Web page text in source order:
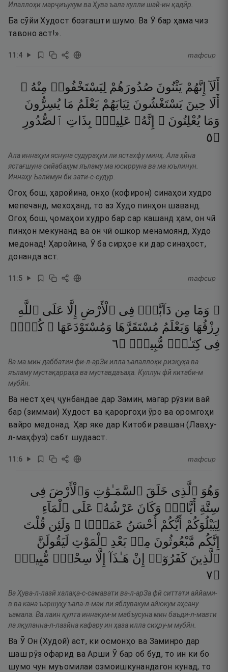
Илаллоҳи марҷиъукум ва Ҳува ъала кулли шай-ин қадӣр.
Ба сӯйи Худост бозгашти шумо. Ва Ӯ бар ҳама чиз
тавоно аст!».
11:4 тафсир
أَلَآ إِنَّهُمْ يَثْنُونَ صُدُورَهُمْ لِيَسْتَخْفُوا۟ مِنْهُ ۚ
أَلَا حِينَ يَسْتَغْشُونَ ثِيَابَهُمْ يَعْلَمُ مَا يُسِرُّونَ
وَمَا يُعْلِنُونَ ۚ إِنَّهُۥ عَلِيمٌۢ بِذَاتِ ٱلصُّدُورِ
۝٥
Ала иннаҳум яснуна судураҳум ли ястахфу минҳ. Ала ҳӣна
ястағшуна сийабаҳум яъламу ма юсирруна ва ма юълинун.
Иннаҳу Ъалӣмун би зати-с-судур.
Огоҳ бош, ҳаройина, онҳо (кофирон) синаҳои худро
мепечанд, мехоҳанд, то аз Худо пинҳон шаванд.
Огоҳ бош, ҷомаҳои худро бар сар кашанд ҳам, он чӣ
пинҳон мекунанд ва он чӣ ошкор менамоянд, Худо
медонад! Ҳаройина, Ӯ ба сирҳое ки дар синаҳост,
донанда аст.
11:5 тафсир
۞ وَمَا مِن دَآبَّةٍۢ فِى ٱلْأَرْضِ إِلَّا عَلَى ٱللَّهِ
رِزْقُهَا وَيَعْلَمُ مُسْتَقَرَّهَا وَمُسْتَوْدَعَهَا ۚ كُلٌّۭ
فِى كِتَـٰبٍۢ مُّبِينٍۢ ۝٦
Ва ма мин даббатин фи-л-арЗи илла ъалаллоҳи ризқуҳа ва
яъламу мустақарраҳа ва муставдаъаҳа. Куллун фӣ китаби-м
мубӣн.
Ва нест ҳеҷ ҷунбандае дар Замин, магар рӯзии вай
бар (зиммаи) Худост ва қароргоҳи ӯро ва оромгоҳи
вайро медонад. Ҳар яке дар Китоби равшан (Лавҳу-
л-маҳфуз) сабт шудааст.
11:6 тафсир
وَهُوَ ٱلَّذِى خَلَقَ ٱلسَّمَـٰوَٰتِ وَٱلْأَرْضَ فِى
سِتَّةِ أَيَّامٍۢ وَكَانَ عَرْشُهُۥ عَلَى ٱلْمَآءِ
لِيَبْلُوَكُمْ أَيُّكُمْ أَحْسَنُ عَمَلًۭا ۗ وَلَئِن قُلْتَ
إِنَّكُم مَّبْعُوثُونَ مِنۢ بَعْدِ ٱلْمَوْتِ لَيَقُولَنَّ
ٱلَّذِينَ كَفَرُوٓا۟ إِنْ هَـٰذَآ إِلَّا سِحْرٌۭ مُّبِينٌۭ
۝٧
Ва Ҳува-л-лазӣ халақа-с-самавати ва-л-арЗа фӣ ситтати аййами-
в ва кана ъаршуҳу ъала-л-маи ли яблувакум айюкум аҳсану
ъамала. Ва лаин қулта иннакум-м мабъусуна мин баъди-л-мавти
ла яқуланна-л-лазӣна кафару ин ҳаза илла сиҳру-м мубӣн.
Ва Ӯ Он (Худой) аст, ки осмонҳо ва Заминро дар
шаш рӯз офарид ва Арши Ӯ бар об буд, то ин ки бо
шумо чун муъомилаи озмоишкунандагон кунад, то